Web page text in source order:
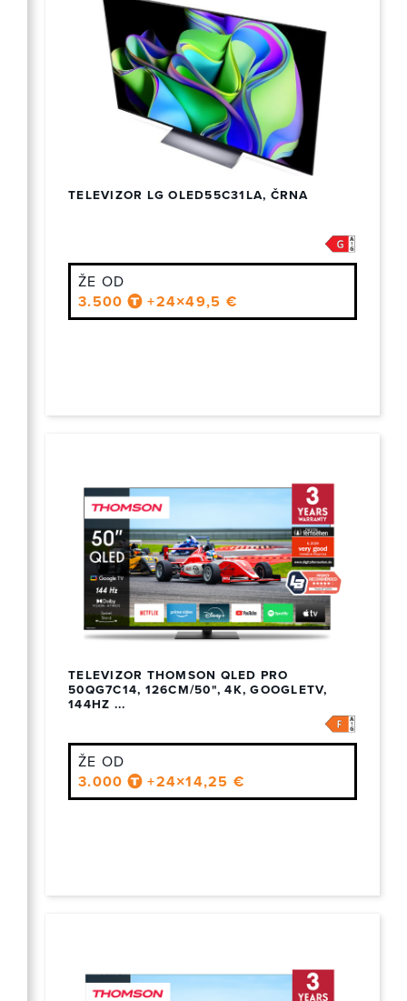
TELEVIZOR LG OLED55C31LA, ČRNA
ŽE OD
3.500
+24×49,5 €
TELEVIZOR THOMSON QLED PRO
50QG7C14, 126CM/50", 4K, GOOGLETV,
144HZ ...
ŽE OD
3.000
+24×14,25 €